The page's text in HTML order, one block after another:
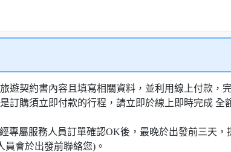
遊契約書內容且填寫相關資料，並利用線上付款，
訂購須立即付款的行程，請立即於線上即時完成
專屬服務人員訂單確認OK後，最晚於出發前三天
會於出發前聯絡您)。